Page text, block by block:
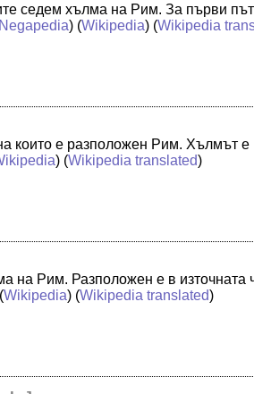
седем хълма на Рим. За първи
Negapedia) (Wikipedia) (Wikipedia
които е разположен Рим. Хълмът е
) (Wikipedia translated)
на Рим. Разположен е в
Wikipedia) (Wikipedia translated)